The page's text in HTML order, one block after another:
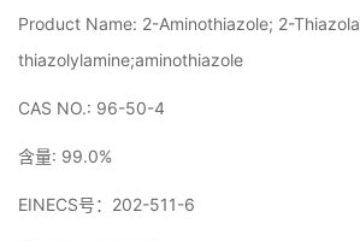
Product Name: 2-Aminothiazole; 2-
thiazolylamine;aminothiazole
CAS NO.: 96-50-4
含量: 99.0%
EINECS号：202-511-6